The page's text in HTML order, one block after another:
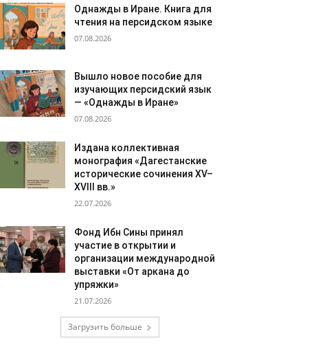
Однажды в Иране. Книга для
чтения на персидском языке
07.08.2026
Вышло новое пособие для
изучающих персидский язык
— «Однажды в Иране»
07.08.2026
Издана коллективная
монография «Дагестанские
исторические сочинения XV–
XVIII вв.»
22.07.2026
Фонд Ибн Сины принял
участие в открытии и
организации международной
выставки «От аркана до
упряжки»
21.07.2026
Загрузить больше